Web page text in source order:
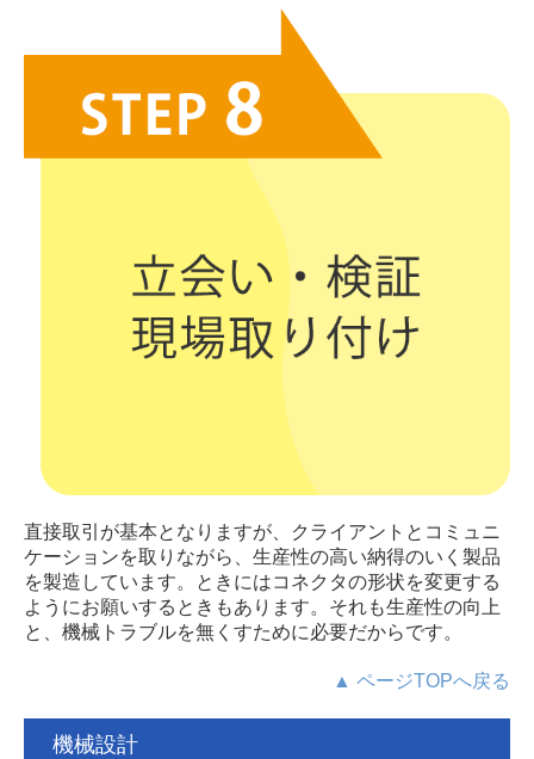
直接取引が基本となりますが、クライアントとコミュニ
ケーションを取りながら、生産性の高い納得のいく製品
を製造しています。ときにはコネクタの形状を変更する
ようにお願いするときもあります。それも生産性の向上
と、機械トラブルを無くすために必要だからです。
▲ ページTOPへ戻る
機械設計